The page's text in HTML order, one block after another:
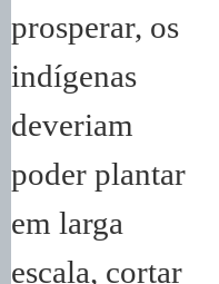
prosperar, os
indígenas
deveriam
poder plantar
em larga
escala, cortar